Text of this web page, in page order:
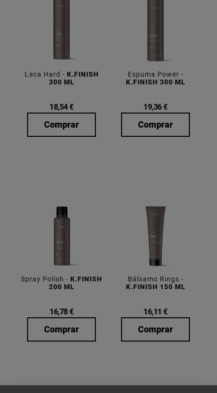
Laca Hard - K.FINISH
300 ML
18,54 €
Comprar
Espuma Power -
K.FINISH 300 ML
19,36 €
Comprar
Spray Polish - K.FINISH
200 ML
16,78 €
Comprar
Bálsamo Rings -
K.FINISH 150 ML
16,11 €
Comprar